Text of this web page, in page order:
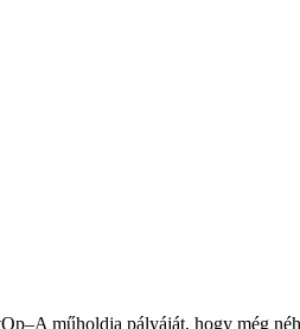
műholdja pályáját, hogy még